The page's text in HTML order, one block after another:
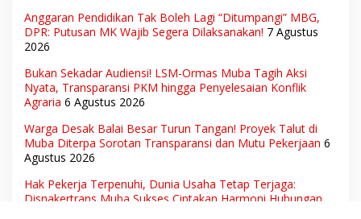
Anggaran Pendidikan Tak Boleh Lagi “Ditumpangi” MBG,
DPR: Putusan MK Wajib Segera Dilaksanakan! 7 Agustus
2026
Bukan Sekadar Audiensi! LSM-Ormas Muba Tagih Aksi
Nyata, Transparansi PKM hingga Penyelesaian Konflik
Agraria 6 Agustus 2026
Warga Desak Balai Besar Turun Tangan! Proyek Talut di
Muba Diterpa Sorotan Transparansi dan Mutu Pekerjaan 6
Agustus 2026
Hak Pekerja Terpenuhi, Dunia Usaha Tetap Terjaga:
Disnakertrans Muba Sukses Ciptakan Harmoni Hubungan